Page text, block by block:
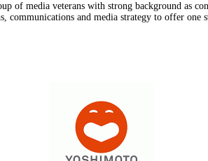
media veterans with strong background as
communications and media strategy to offer one